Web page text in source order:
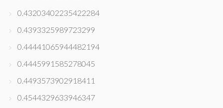
0.43203402235422284
0.4393325989723299
0.44441065944482194
0.4445991585278045
0.4493573902918411
0.4544329633946347